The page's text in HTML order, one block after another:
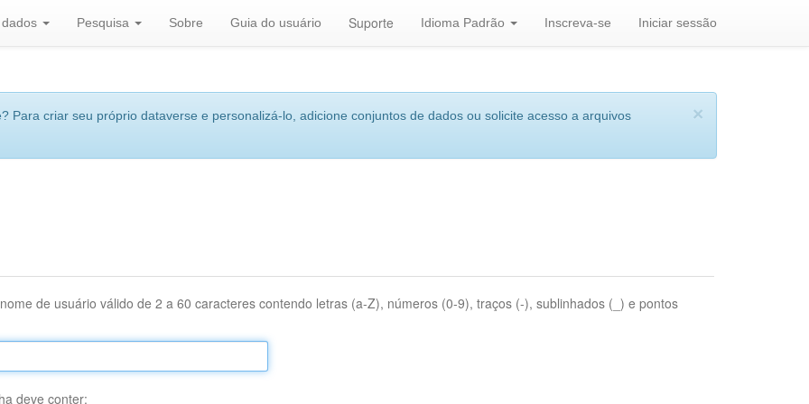
Pesquisa Sobre Guia do usuário Suporte Idioma Padrão Inscreva-se Iniciar sessão
×
Para criar seu próprio dataverse e personalizá-lo, adicione conjuntos de dados ou solicite acesso a arquivos
de usuário válido de 2 a 60 caracteres contendo letras (a-Z), números (0-9), traços (-), sublinhados (_) e pontos
deve conter: